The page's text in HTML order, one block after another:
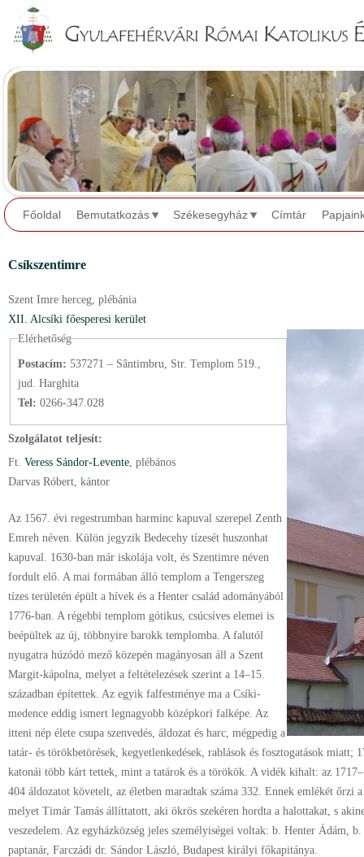
Főoldal Bemutatkozás Székesegyház Címtár
Csíkszentimre
Szent Imre herceg, plébánia
XII. Alcsíki főesperesi kerület
Elérhetőség
Postacím: 537271 – Sântimbru, Str. Templom 519.,
jud. Harghita
Tel: 0266-347.028
Szolgálatot teljesít:
Ft. Veress Sándor-Levente , plébános
Darvas Róbert, kántor
Az 1567. évi regestrumban harminc kapuval szerepel Zenth
Emreh néven. Külön jegyzik Bedecehy tízesét huszonhat
kapuval. 1630-ban már iskolája volt, és Szentimre néven
fordult elő. A mai formában álló templom a Tengerszeg
tízes területén épült a hívek és a Henter család adományából
1776-ban. A régebbi templom gótikus, csúcsíves elemei is
beépültek az új, többnyire barokk templomba. A falutól
nyugatra húzódó mező közepén magányosan áll a Szent
Margit-kápolna, melyet a feltételezések szerint a 14–15.
században építettek. Az egyik falfestménye ma a Csíki-
medence eddig ismert legnagyobb középkori falképe. Az
itteni nép élete csupa szenvedés, áldozat és harc, mégpedig a
tatár- és törökbetörések, kegyetlenkedések, rablások és fosztogatások miatt;
katonái több kárt tettek, mint a tatárok és a törökök. A vidék kihalt: az
404 áldozatot követelt, az életben maradtak száma 332. Ennek emlékét őrzi
melyet Timár Tamás állíttatott, aki ökrös szekéren hordta a halottakat, s
veszedelem. Az egyházközség jeles személyiségei voltak: b. Henter Ádám, b.
paptanár, Farczádi dr. Sándor László, Budapest királyi főkapitánya.